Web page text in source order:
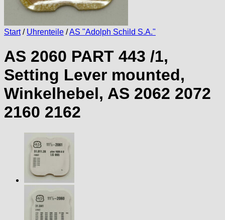
Start / Uhrenteile /AS "Adolph Schild S.A."
AS 2060 PART 443 /1,
Setting Lever mounted,
Winkelhebel, AS 2062 2072
2160 2162